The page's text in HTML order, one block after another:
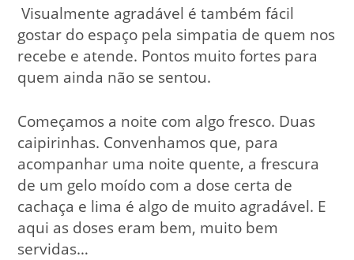
Visualmente agradável é também fácil
gostar do espaço pela simpatia de quem nos
recebe e atende. Pontos muito fortes para
quem ainda não se sentou.
Começamos a noite com algo fresco. Duas
caipirinhas. Convenhamos que, para
acompanhar uma noite quente, a frescura
de um gelo moído com a dose certa de
cachaça e lima é algo de muito agradável. E
aqui as doses eram bem, muito bem
servidas…